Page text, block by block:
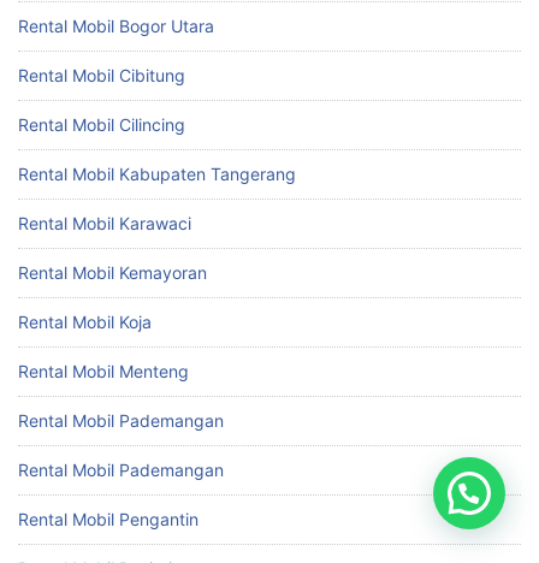
Rental Mobil Bogor Utara
Rental Mobil Cibitung
Rental Mobil Cilincing
Rental Mobil Kabupaten Tangerang
Rental Mobil Karawaci
Rental Mobil Kemayoran
Rental Mobil Koja
Rental Mobil Menteng
Rental Mobil Pademangan
Rental Mobil Pademangan
Rental Mobil Pengantin